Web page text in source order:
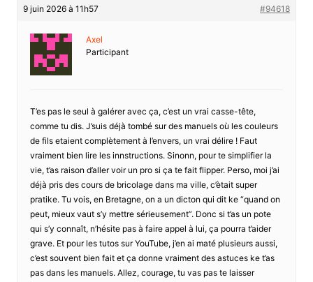
9 juin 2026 à 11h57 #94618
Axel
Participant
T’es pas le seul à galérer avec ça, c’est un vrai casse-tête,
comme tu dis. J’suis déjà tombé sur des manuels où les couleurs
de fils etaient complètement à l’envers, un vrai délire ! Faut
vraiment bien lire les innstructions. Sinonn, pour te simplifier la
vie, t’as raison d’aller voir un pro si ça te fait flipper. Perso, moi j’ai
déjà pris des cours de bricolage dans ma ville, c’ètait super
pratike. Tu vois, en Bretagne, on a un dicton qui dit ke “quand on
peut, mieux vaut s’y mettre sérieusement”. Donc si t’as un pote
qui s’y connaît, n’hésite pas à faire appel à lui, ça pourra t’aider
grave. Et pour les tutos sur YouTube, j’en ai maté plusieurs aussi,
c’est souvent bien fait et ça donne vraiment des astuces ke t’as
pas dans les manuels. Allez, courage, tu vas pas te laisser